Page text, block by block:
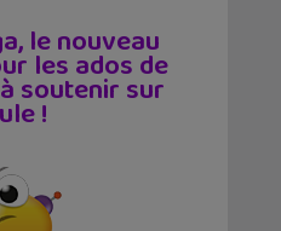
le nouveau
les ados de
soutenir sur
!